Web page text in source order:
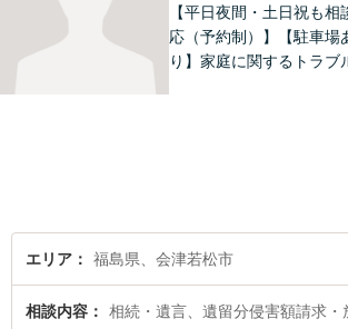
【平日夜間・土日祝も相
応（予約制）】【駐車場
り】家庭に関するトラブ
エリア 福島県、会津若松市
相談内容 相続・遺言、遺留分侵害額請求・